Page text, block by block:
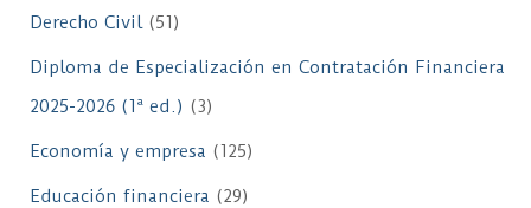
Derecho Civil(51)
Diploma de Especialización en Contratación Financiera
2025-2026 (1ª ed.) (3)
Economía y empresa (125)
Educación financiera (29)